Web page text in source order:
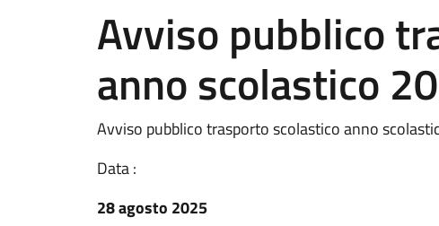
Avviso pubblico
anno scolastico
Avviso pubblico trasporto scolastico anno
Data :
28 agosto 2025